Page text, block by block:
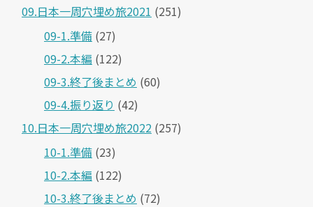
09.日本一周穴埋め旅2021 (251)
09-1.準備 (27)
09-2.本編 (122)
09-3.終了後まとめ (60)
09-4.振り返り (42)
10.日本一周穴埋め旅2022 (257)
10-1.準備 (23)
10-2.本編 (122)
10-3.終了後まとめ (72)